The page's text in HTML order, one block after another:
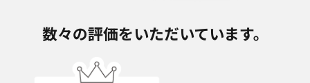
数々の評価をいただいています。